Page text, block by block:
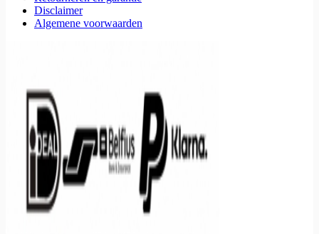
Disclaimer
Algemene voorwaarden